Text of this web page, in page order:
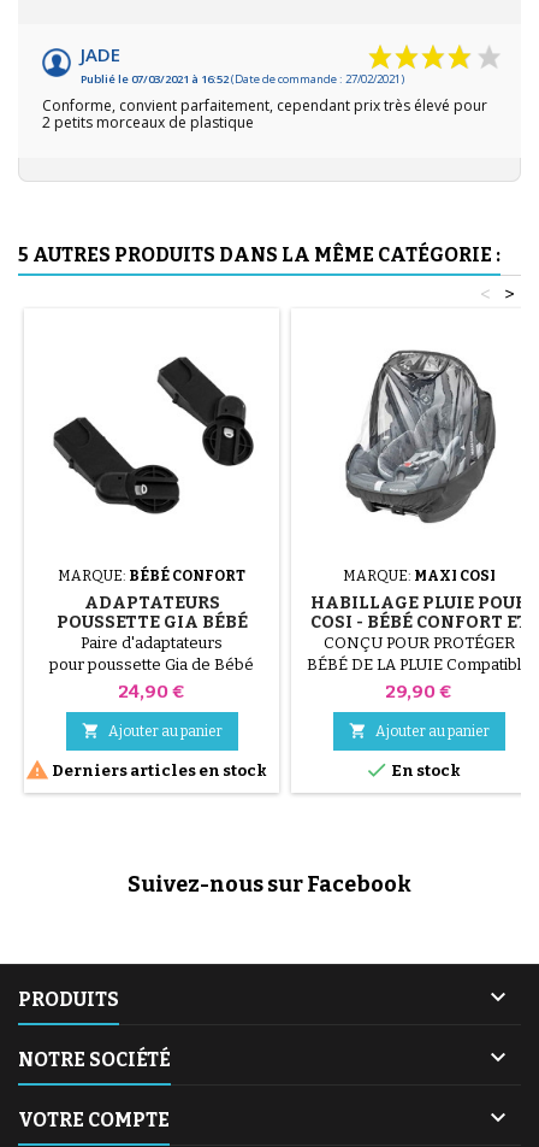
JADE
Publié le 07/03/2021 à 16:52(Date de commande : 27/02/2021)
Conforme, convient parfaitement, cependant prix très élevé pour
2 petits morceaux de plastique
5 AUTRES PRODUITS DANS LA MÊME CATÉGORIE :
>
<
MARQUE: BÉBÉ CONFORT
ADAPTATEURS
POUSSETTE GIA BÉBÉ
CONFORT
Paire d'adaptateurs
pour poussette Gia de Bébé
Confort - Maxi Cosi.
plus, pebble pro, marble, citi,
cabriofix ,tinca.
Prix
24,90 €
 Ajouter au panier
 Derniers articles en stock
MARQUE: MAXI COSI
HABILLAGE PLUIE POUR
COSI - BÉBÉ CONFORT ET
MAXI COSI
CONÇU POUR PROTÉGER
BÉBÉ DE LA PLUIE Compatible
avec les Cosi Bébé Confort et
CabrioFix, Citi et Streety
Composition: PVC
Prix
29,90 €
 Ajouter au panier
 En stock
Suivez-nous sur Facebook
PRODUITS 
NOTRE SOCIÉTÉ 
VOTRE COMPTE 